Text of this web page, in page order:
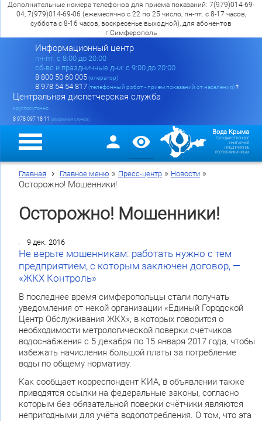
Дополнительные номера телефонов для приема показаний: 7(979)014-69-
04, 7(979)014-69-06 (ежемесячно с 22 по 25 число, пн-пт. с 8-17 часов,
суббота с 8-16 часов, воскресенье выходной), для абонентов
г.Симферополь
Информационный центр
пн-пт: c 8:00 до 20:00
сб-вс и праздничные дни: с 9:00 до 20:00
8 800 50 60 005(оператор)
8 978 54 54 817(телефонный робот - прием показаний от населения)?
Центральная диспетчерская служба
круглосуточно
8 978 097 18 11 (аварийная служба)
Вода Крыма
ГОСУДАРСТВЕННОЕ
УНИТАРНОЕ
ПРЕДПРИЯТИЕ
РЕСПУБЛИКИ КРЫМ
Главная Главное меню » Пресс-центр» Новости»
Осторожно! Мошенники!
Осторожно! Мошенники!
9 дек. 2016
Не верьте мошенникам: работать нужно с тем
предприятием, с которым заключен договор, —
«ЖКХ Контроль»
В последнее время симферопольцы стали получать
уведомления от некой организации «Единый Городской
Центр Обслуживания ЖКХ», в которых говорится о
необходимости метрологической поверки счётчиков
водоснабжения с 5 декабря по 15 января 2017 года, чтобы
избежать начисления большой платы за потребление
воды по общему нормативу.
Как сообщает корреспондент КИА, в объявлении также
приводятся ссылки на федеральные законы, согласно
которым без обязательной поверки счётчики являются
непригодными для учёта водопотребления. О том, что эта